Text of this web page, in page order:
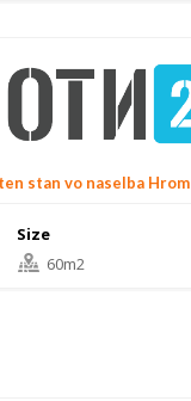
stan vo naselba Hrom
Size
60m2